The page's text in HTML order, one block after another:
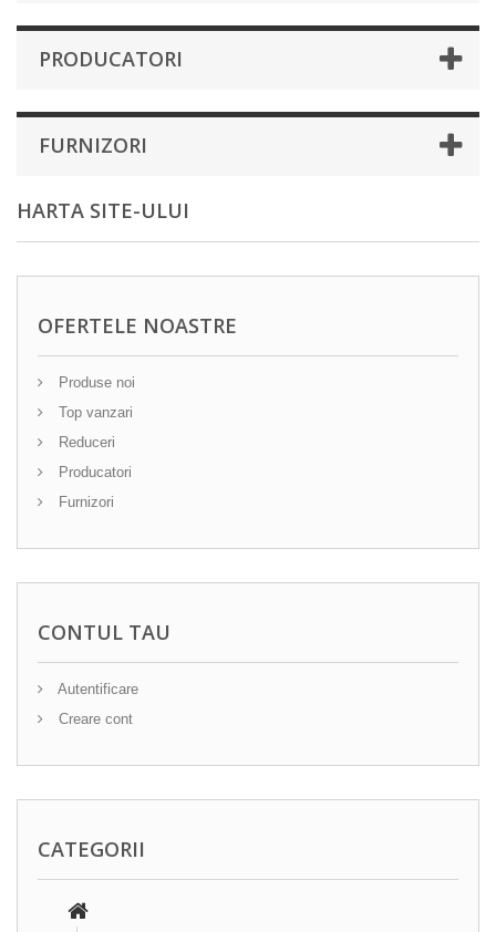
PRODUCATORI
FURNIZORI
HARTA SITE-ULUI
OFERTELE NOASTRE
Produse noi
Top vanzari
Reduceri
Producatori
Furnizori
CONTUL TAU
Autentificare
Creare cont
CATEGORII